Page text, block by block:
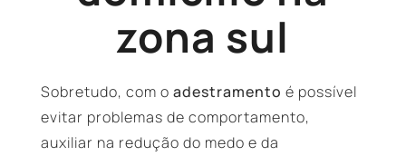
zona sul
Sobretudo, com o adestramento é possível
evitar problemas de comportamento,
auxiliar na redução do medo e da